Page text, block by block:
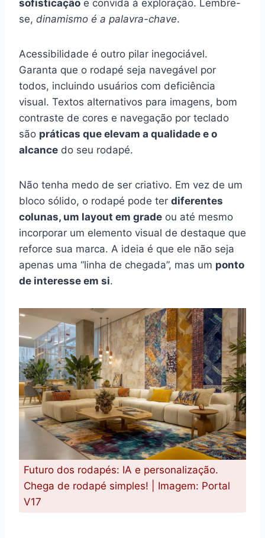
sofisticação e convida à exploração. Lembre-
se, dinamismo é a palavra-chave.
Acessibilidade é outro pilar inegociável.
Garanta que o rodapé seja navegável por
todos, incluindo usuários com deficiência
visual. Textos alternativos para imagens, bom
contraste de cores e navegação por teclado
são práticas que elevam a qualidade e o
alcance do seu rodapé.
Não tenha medo de ser criativo. Em vez de um
bloco sólido, o rodapé pode ter diferentes
colunas, um layout em grade ou até mesmo
incorporar um elemento visual de destaque que
reforce sua marca. A ideia é que ele não seja
apenas uma “linha de chegada”, mas um ponto
de interesse em si.
Futuro dos rodapés: IA e personalização.
Chega de rodapé simples! | Imagem: Portal
V17